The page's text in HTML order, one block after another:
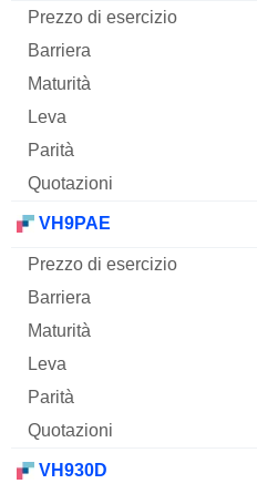
VH9PAE
VH930D